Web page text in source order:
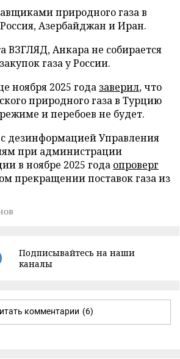
природного газа в
Азербайджан и Иран.
ВЗГЛЯД, Анкара не собирается
газа у России.
ноября 2025 года заверил, что
природного газа в Турцию
и перебоев не будет.
дезинформацией Управления
при администрации
в ноябре 2025 года опроверг
прекращении поставок газа из
Подписывайтесь на наши
каналы
комментарии (6)